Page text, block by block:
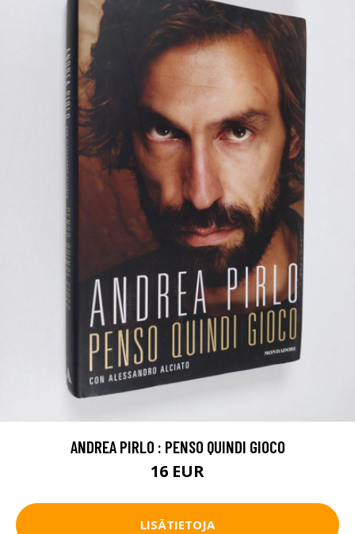
ANDREA PIRLO : PENSO QUINDI GIOCO
16 EUR
LISÄTIETOJA